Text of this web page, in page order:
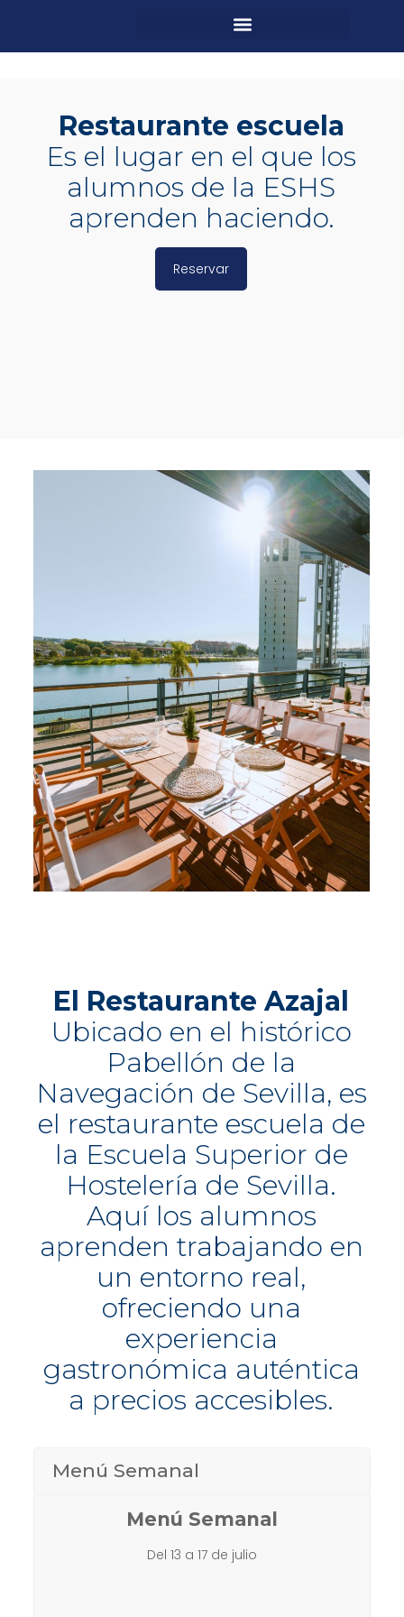
Restaurante escuela
Es el lugar en el que los
alumnos de la ESHS
aprenden haciendo.
Reservar
El Restaurante Azajal
Ubicado en el histórico
Pabellón de la
Navegación de Sevilla, es
el restaurante escuela de
la Escuela Superior de
Hostelería de Sevilla.
Aquí los alumnos
aprenden trabajando en
un entorno real,
ofreciendo una
experiencia
gastronómica auténtica
a precios accesibles.
Menú Semanal
Menú Semanal
Del 13 a 17 de julio